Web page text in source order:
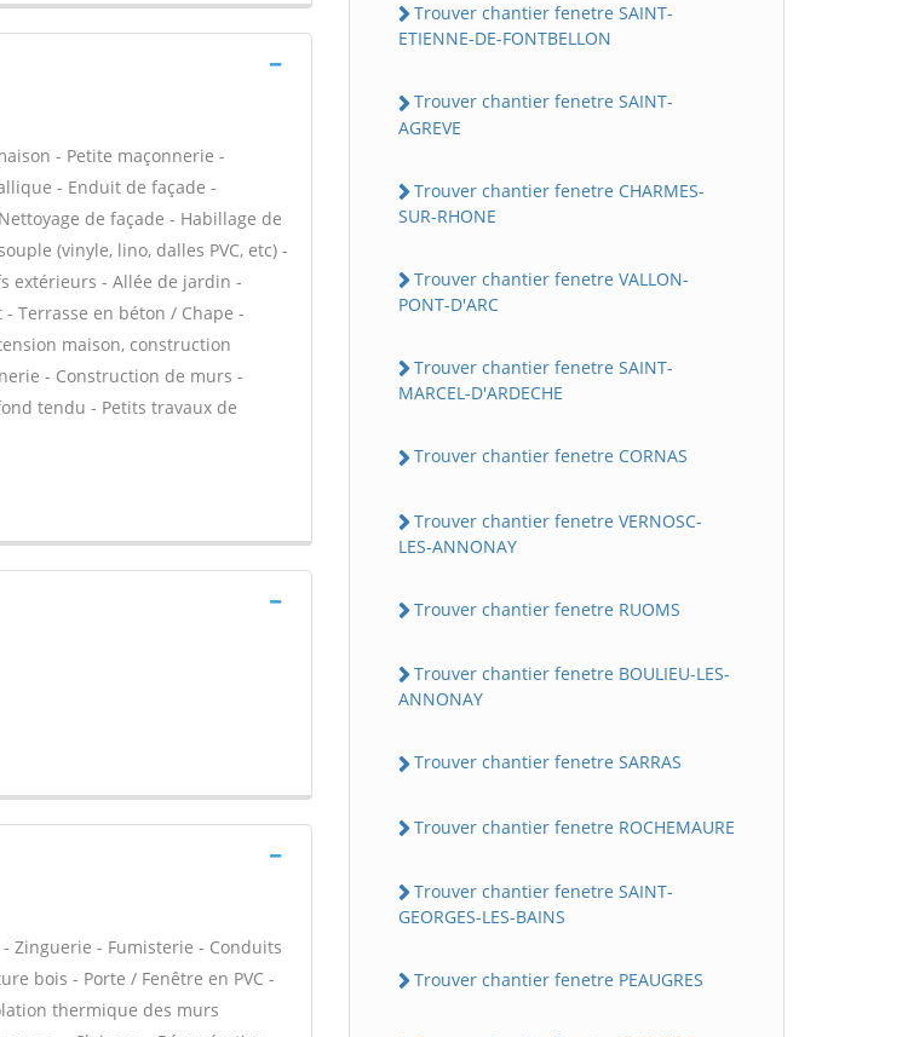
- Petite maçonnerie -
- Enduit de façade -
de façade - Habillage de
(vinyle, lino, dalles PVC, etc) -
extérieurs - Allée de jardin -
Terrasse en béton / Chape -
maison, construction
- Construction de murs -
tendu - Petits travaux de
Zinguerie - Fumisterie - Conduits
bois - Porte / Fenêtre en PVC -
thermique des murs
Trouver chantier fenetre SAINT-
ETIENNE-DE-FONTBELLON
Trouver chantier fenetre SAINT-
AGREVE
Trouver chantier fenetre CHARMES-
SUR-RHONE
Trouver chantier fenetre VALLON-
PONT-D'ARC
Trouver chantier fenetre SAINT-
MARCEL-D'ARDECHE
Trouver chantier fenetre CORNAS
Trouver chantier fenetre VERNOSC-
LES-ANNONAY
Trouver chantier fenetre RUOMS
Trouver chantier fenetre BOULIEU-LES-
ANNONAY
Trouver chantier fenetre SARRAS
Trouver chantier fenetre ROCHEMAURE
Trouver chantier fenetre SAINT-
GEORGES-LES-BAINS
Trouver chantier fenetre PEAUGRES